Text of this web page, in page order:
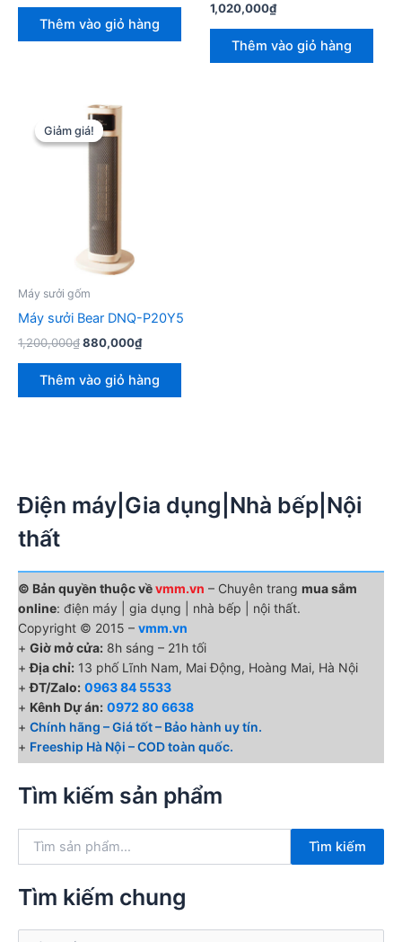
là:
1,180,000₫.
tại
là:
Thêm vào giỏ hàng
1,020,000₫
Thêm vào giỏ hàng
Giảm giá!
Giảm giá!
Máy sưởi gốm
Máy sưởi Bear DNQ-P20Y5
1,200,000₫Giá
là:
1,200,000₫.
880,000₫Giá
là:
Thêm vào giỏ hàng
Điện máy|Gia dụng|Nhà bếp|Nội
thất
© Bản quyền thuộc vềvmm.vn – Chuyên trang mua sắm
online: điện máy | gia dụng | nhà bếp | nội thất.
Copyright © 2015 – vmm.vn
+ Giờ mở cửa: 8h sáng – 21h tối
+Địa chỉ: 13 phố Lĩnh Nam, Mai Động, Hoàng Mai, Hà Nội
+ĐT/Zalo: 0963 84 5533
+ Kênh Dự án: 0972 80 6638
+ Chính hãng – Giá tốt – Bảo hành uy tín.
+ Freeship Hà Nội – COD toàn quốc.
Tìm kiếm sản phẩm
k
ế
Tìm kiếm
Tìm kiếm chung